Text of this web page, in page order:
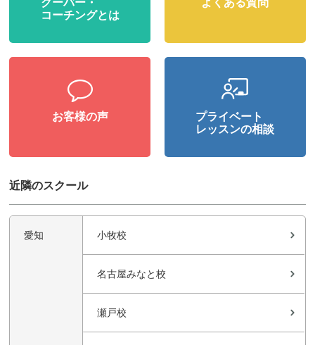
クーバー・
コーチングとは
よくある質問
お客様の声
プライベート
レッスンの相談
近隣のスクール
愛知 小牧校
名古屋みなと校
瀬戸校